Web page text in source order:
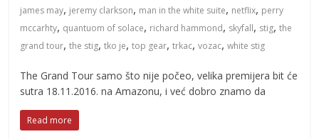
james may, jeremy clarkson, man in the white suite, netflix, perry
mccarhty, quantuom of solace, richard hammond, skyfall, stig,the
grand tour,the stig,tko je,top gear,trkac,vozac,white stig
The Grand Tour samo što nije počeo, velika premijera bit će
sutra 18.11.2016. na Amazonu, i već dobro znamo da
Read more